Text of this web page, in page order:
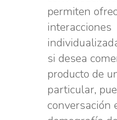
permiten
interacciones
si desea
producto de
particular,
conversación